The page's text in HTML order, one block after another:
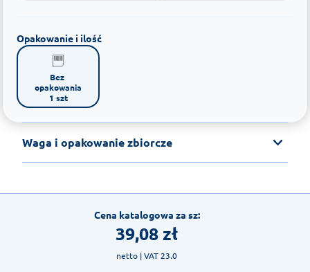
Opakowanie i ilość
Bez
opakowania
1 szt
Waga i opakowanie zbiorcze
Cena katalogowa za sz:
39,08zł
netto | VAT 23.0